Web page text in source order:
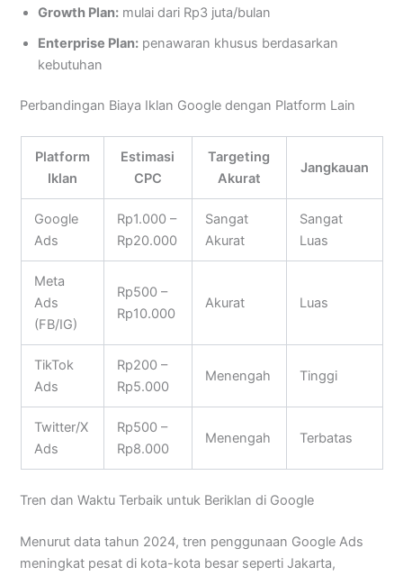
Growth Plan: mulai dari Rp3 juta/bulan
Enterprise Plan: penawaran khusus berdasarkan
kebutuhan
Perbandingan Biaya Iklan Google dengan Platform Lain
Platform
Iklan
Estimasi
CPC
Targeting
Akurat
Jangkauan
Google
Ads
Rp1.000 –
Rp20.000
Sangat
Akurat
Sangat
Luas
Meta
Ads
(FB/IG)
Rp500 –
Rp10.000
Akurat Luas
TikTok
Ads
Rp200 –
Rp5.000
Menengah Tinggi
Twitter/X
Ads
Rp500 –
Rp8.000
Menengah Terbatas
Tren dan Waktu Terbaik untuk Beriklan di Google
Menurut data tahun 2024, tren penggunaan Google Ads
meningkat pesat di kota-kota besar seperti Jakarta,